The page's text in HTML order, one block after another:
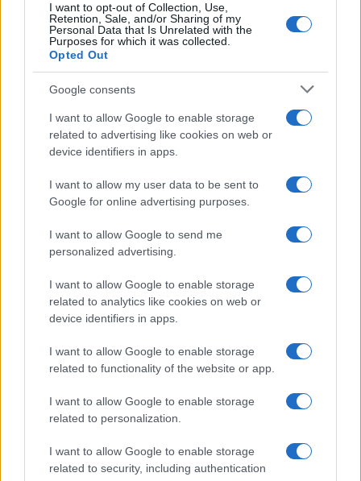
I want to opt-out of Collection, Use,
Retention, Sale, and/or Sharing of my
Personal Data that Is Unrelated with the
Purposes for which it was collected.
Opted Out
Google consents
I want to allow Google to enable storage
related to advertising like cookies on web or
device identifiers in apps.
I want to allow my user data to be sent to
Google for online advertising purposes.
I want to allow Google to send me
personalized advertising.
I want to allow Google to enable storage
related to analytics like cookies on web or
device identifiers in apps.
I want to allow Google to enable storage
related to functionality of the website or app.
I want to allow Google to enable storage
related to personalization.
I want to allow Google to enable storage
related to security, including authentication
©2026 - giardinaggio.net - p.iva 03338800984